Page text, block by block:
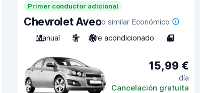
Primer conductor adicional
Chevrolet Aveoo similar Económico
Manual
5 Aire acondicionado 4
15,99 €
día
Cancelación gratuita